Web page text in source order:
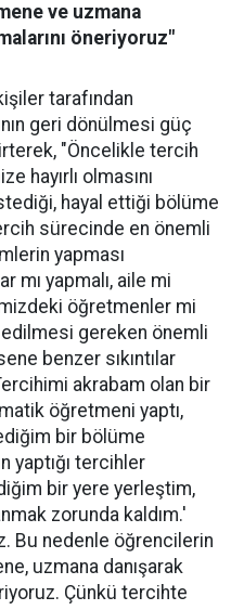
ve uzmana
öneriyoruz"
tarafından
geri dönülmesi güç
"Öncelikle tercih
hayırlı olmasını
hayal ettiği bölüme
sürecinde en önemli
yapması
mı yapmalı, aile mi
öğretmenler mi
gereken önemli
benzer sıkıntılar
akrabam olan bir
öğretmeni yaptı,
bir bölüme
yaptığı tercihler
bir yere yerleştim,
zorunda kaldım.'
Bu nedenle öğrencilerin
uzmana danışarak
Çünkü tercihte